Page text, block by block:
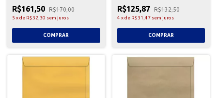
R$161,50 R$170,00
5 xde R$32,30 sem juros
R$125,87 R$132,50
4 xde R$31,47 sem juros